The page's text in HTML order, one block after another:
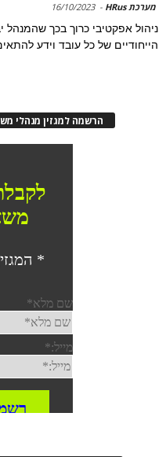
מערכת HRus -
16/10/2023
ניהול אפקטיבי כרוך בכך שהמנהל
הייחודיים של כל עובד וידע
הרשמה למגזין מנהלי